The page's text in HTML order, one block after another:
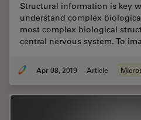
Structural information is key
understand complex
most complex biological
central nervous system. To
Apr 08, 2019 Article